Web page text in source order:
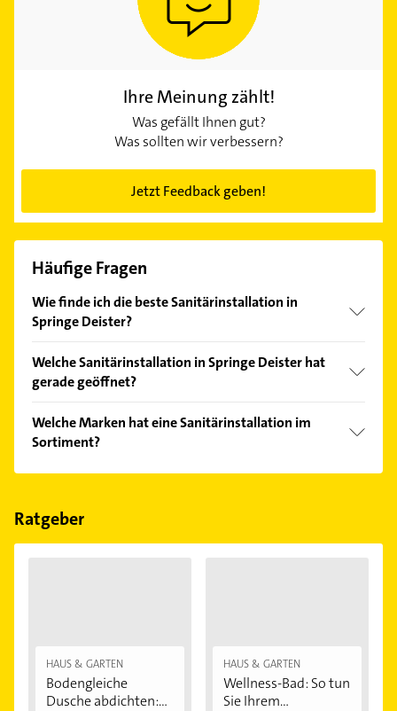
Ihre Meinung zählt!
Was gefällt Ihnen gut?
Was sollten wir verbessern?
Jetzt Feedback geben!
Häufige Fragen
Wie finde ich die beste Sanitärinstallation in
Springe Deister?
Kundenmeinungen und profitieren Sie von den
Empfehlungen. Die Suchergebnisse können Sie sich
Welche Sanitärinstallation in Springe Deister hat
gerade geöffnet?
Bitte beachten Sie, dass diese an Sonn- und
Feiertagen abweichen können.
Welche Marken hat eine Sanitärinstallation im
Sortiment?
Die Sanitärinstallation verkauft Marken wie Vaillant,
Ratgeber
HAUS & GARTEN
Bodengleiche
Dusche abdichten:...
HAUS & GARTEN
Wellness-Bad: So tun
Sie Ihrem...